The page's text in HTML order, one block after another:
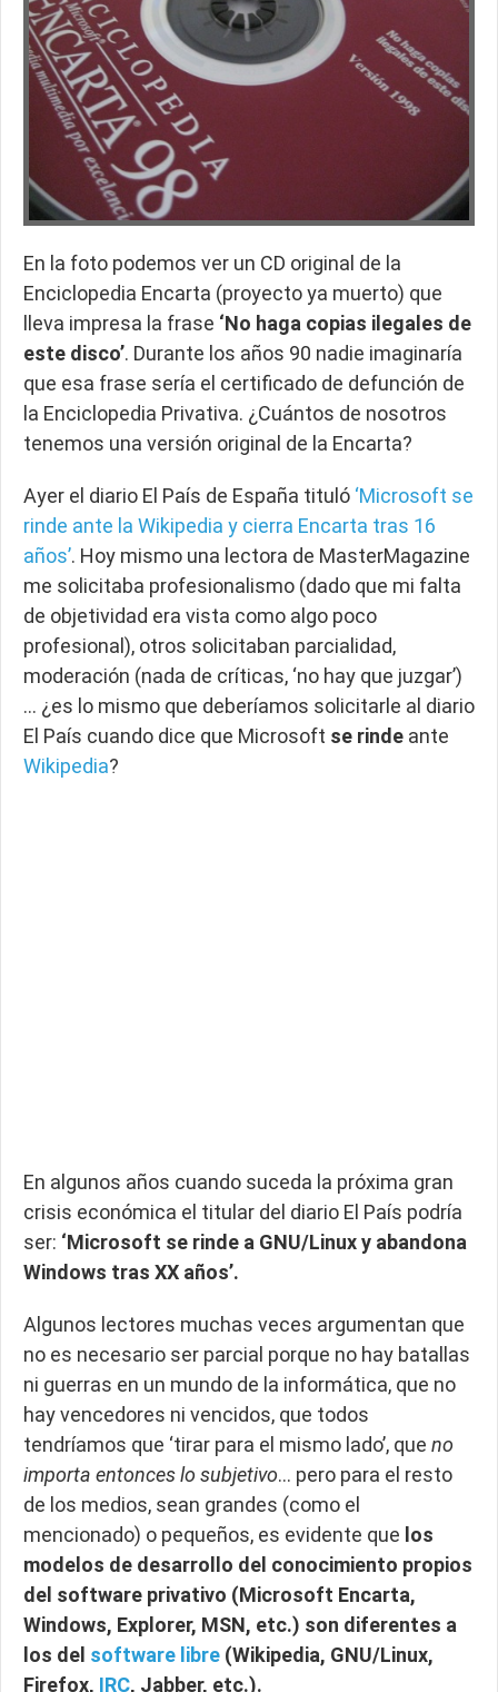
En la foto podemos ver un CD original de la
Enciclopedia Encarta (proyecto ya muerto) que
lleva impresa la frase ‘No haga copias ilegales de
este disco’. Durante los años 90 nadie imaginaría
que esa frase sería el certificado de defunción de
la Enciclopedia Privativa. ¿Cuántos de nosotros
tenemos una versión original de la Encarta?
Ayer el diario El País de España tituló ‘Microsoft se
rinde ante la Wikipedia y cierra Encarta tras 16
años’. Hoy mismo una lectora de MasterMagazine
me solicitaba profesionalismo (dado que mi falta
de objetividad era vista como algo poco
profesional), otros solicitaban parcialidad,
moderación (nada de críticas, ‘no hay que juzgar’)
… ¿es lo mismo que deberíamos solicitarle al diario
El País cuando dice que Microsoft se rinde ante
Wikipedia?
En algunos años cuando suceda la próxima gran
crisis económica el titular del diario El País podría
ser: ‘Microsoft se rinde a GNU/Linux y abandona
Windows tras XX años’.
Algunos lectores muchas veces argumentan que
no es necesario ser parcial porque no hay batallas
ni guerras en un mundo de la informática, que no
hay vencedores ni vencidos, que todos
tendríamos que ‘tirar para el mismo lado’, que no
importa entonces lo subjetivo… pero para el resto
de los medios, sean grandes (como el
mencionado) o pequeños, es evidente que los
modelos de desarrollo del conocimiento propios
del software privativo (Microsoft Encarta,
Windows, Explorer, MSN, etc.) son diferentes a
los del software libre (Wikipedia, GNU/Linux,
Firefox, IRC, Jabber, etc.).